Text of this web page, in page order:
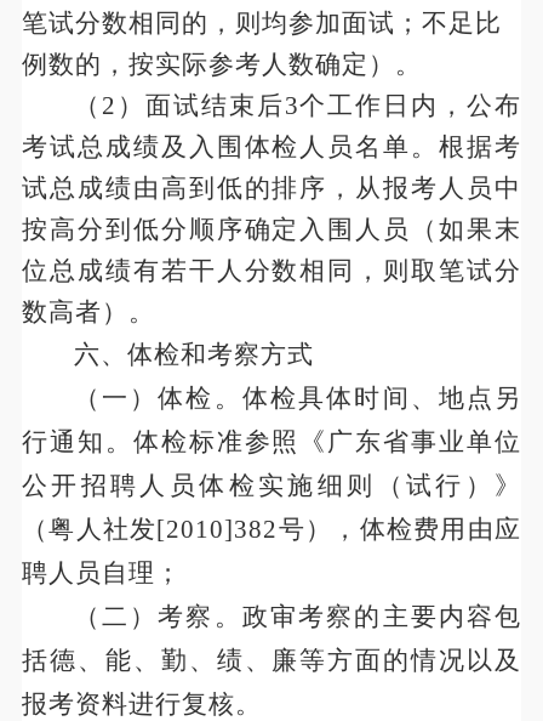
笔试分数相同的，则均参加面试；不足比
例数的，按实际参考人数确定）。
（ 2）面试结束后3个工作日内，公布
考试总成绩及入围体检人员名单。根据考
试总成绩由高到低的排序，从报考人员中
按高分到低分顺序确定入围人员（如果末
位总成绩有若干人分数相同，则取笔试分
数高者）。
六、 体检和考察方式
（一）体检。体检具体时间、地点另
行通知。体检标准参照《广东省事业单位
公开招聘人员体检实施细则（试行）》
（粤人社发[2010]382号），体检费用由应
聘人员自理；
（二）考察。政审考察的主要内容包
括德、能、勤、绩、廉等方面的情况以及
报考资料进行复核。